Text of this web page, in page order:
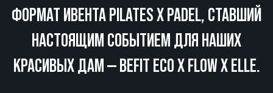
ФОРМАТ ИВЕНТА PILATES X PADEL, СТАВШИЙ
НАСТОЯЩИМ СОБЫТИЕМ ДЛЯ НАШИХ
КРАСИВЫХ ДАМ — BEFIT ECO X FLOW X ELLE.